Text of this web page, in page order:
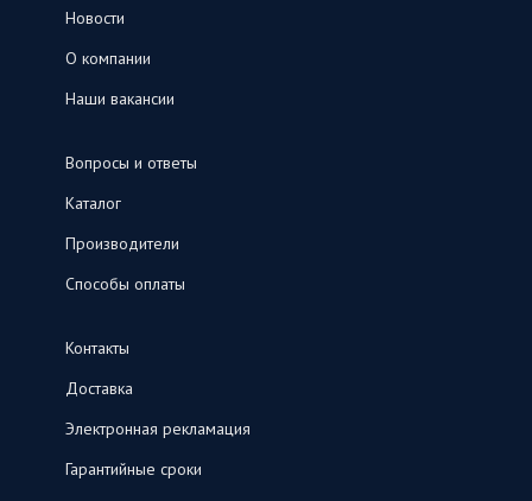
Новости
О компании
Наши вакансии
Вопросы и ответы
Каталог
Производители
Способы оплаты
Контакты
Доставка
Электронная рекламация
Гарантийные сроки